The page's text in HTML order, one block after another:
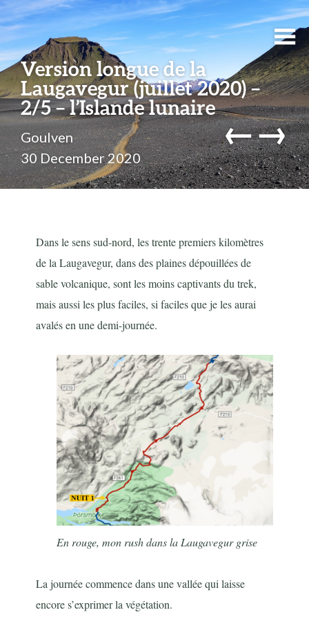
Version longue de la
Laugavegur (juillet 2020) –
2/5 – l’Islande lunaire
Goulven
30 December 2020
←→
Dans le sens sud-nord, les trente premiers kilomètres
de la Laugavegur, dans des plaines dépouillées de
sable volcanique, sont les moins captivants du trek,
mais aussi les plus faciles, si faciles que je les aurai
avalés en une demi-journée.
En rouge, mon rush dans la Laugavegur grise
La journée commence dans une vallée qui laisse
encore s’exprimer la végétation.